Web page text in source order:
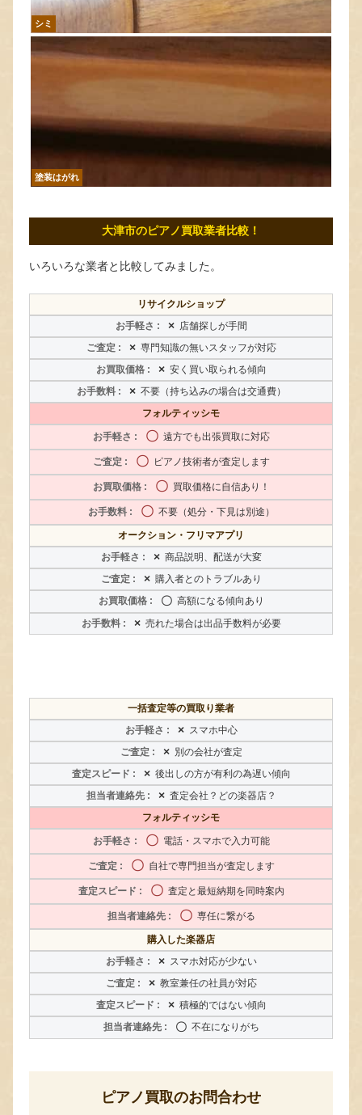
シミ
塗装はがれ
大津市のピアノ買取業者比較！
いろいろな業者と比較してみました。
リサイクルショップ
× 店舗探しが手間
× 専門知識の無いスタッフが対応
× 安く買い取られる傾向
× 不要（持ち込みの場合は交通費）
フォルティッシモ
〇 遠方でも出張買取に対応
〇 ピアノ技術者が査定します
〇 買取価格に自信あり！
〇 不要（処分・下見は別途）
オークション・フリマアプリ
× 商品説明、配送が大変
× 購入者とのトラブルあり
〇 高額になる傾向あり
× 売れた場合は出品手数料が必要
一括査定等の買取り業者
× スマホ中心
× 別の会社が査定
× 後出しの方が有利の為遅い傾向
× 査定会社？どの楽器店？
フォルティッシモ
〇 電話・スマホで入力可能
〇 自社で専門担当が査定します
〇 査定と最短納期を同時案内
〇 専任に繋がる
購入した楽器店
× スマホ対応が少ない
× 教室兼任の社員が対応
× 積極的ではない傾向
〇 不在になりがち
ピアノ買取のお問合わせ